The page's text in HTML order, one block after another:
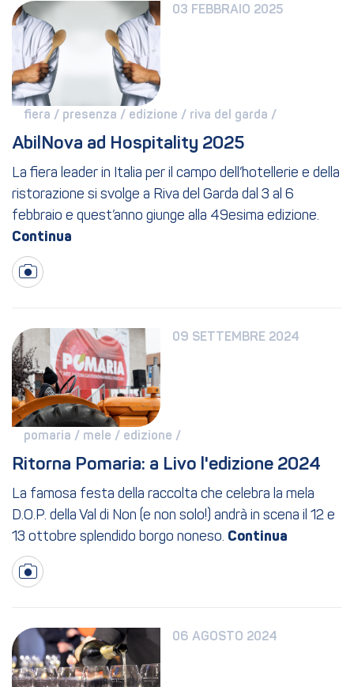
03 FEBBRAIO 2025
fiera / presenza / edizione / riva del garda /
AbilNova ad Hospitality 2025
La fiera leader in Italia per il campo dell’hotellerie e della
ristorazione si svolge a Riva del Garda dal 3 al 6
febbraio e quest’anno giunge alla 49esima edizione.
09 SETTEMBRE 2024
pomaria / mele / edizione /
Ritorna Pomaria: a Livo l'edizione 2024
La famosa festa della raccolta che celebra la mela
D.O.P. della Val di Non (e non solo!) andrà in scena il 12 e
13 ottobre splendido borgo noneso.
06 AGOSTO 2024